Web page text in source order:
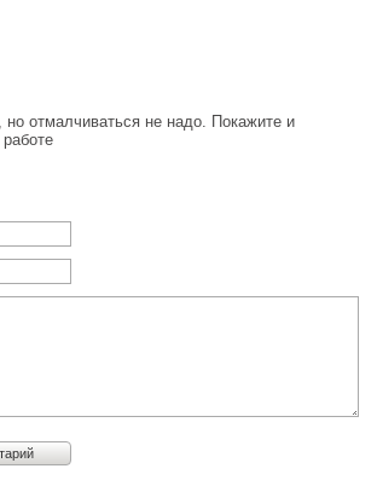
но отмалчиваться не надо. Покажите и